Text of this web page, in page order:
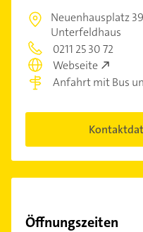
Neuenhausplatz
Unterfeldhaus
0211 25 30 72
Webseite
Anfahrt mit Bus
Öffnungszeiten